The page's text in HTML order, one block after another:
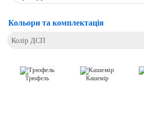
Кольори та комплектація
Колір ДСП
Трюфель Кашемір